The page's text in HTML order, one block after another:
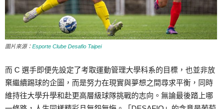
圖片來源： Esporte Clube Desafio Taipei
而 C 選手即便先設定了考取運動管理大學科系的目標，也並非放
棄繼續踢球的企圖，而是努力在現實與夢想之間尋求平衡，同時
維持往大學升學和赴更高層級球隊挑戰的志向。無論最後踏上哪